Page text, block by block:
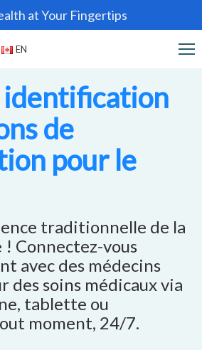
at Your Fingertips
EN
identification
de
pour le
traditionnelle de la
! Connectez-vous
avec des médecins
des soins médicaux via
tablette ou
moment, 24/7.